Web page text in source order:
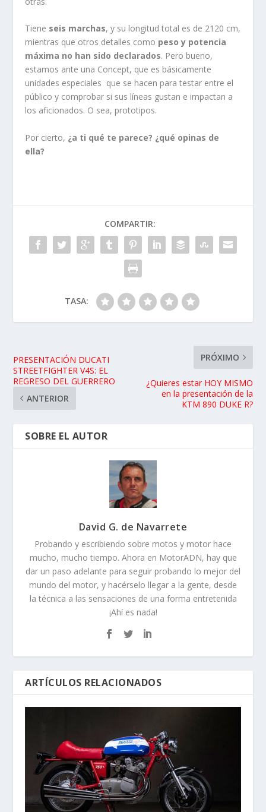
Tiene seis marchas, y su longitud total es de 2120 cm,
mientras que otros detalles como peso y potencia
máxima no han sido declarados. Pero bueno,
estamos ante una Concept, que es básicamente
unidades especiales que se hacen para testar entre el
público y comprobar si sus líneas gustan e impactan a
los aficionados. O sea, prototipos.
Por cierto, ¿a ti qué te parece? ¿qué opinas de
ella?
COMPARTIR:
TASA:
PRESENTACIÓN DUCATI
STREETFIGHTER V4S: EL
REGRESO DEL GUERRERO
ANTERIOR
PRÓXIMO
¿Quieres estar HOY MISMO
en la presentación de la
KTM 890 DUKE R?
SOBRE EL AUTOR
David G. de Navarrete
Probando y escribiendo sobre motos y motor hace
mucho, mucho tiempo. Ahora en MotorADN, hay que
dar un paso adelante para seguir probando lo mejor del
mundo del motor, y hacérselo llegar a la gente, desde
la técnica a las sensaciones de una forma entretenida
¡Ahí es nada!
ARTÍCULOS RELACIONADOS